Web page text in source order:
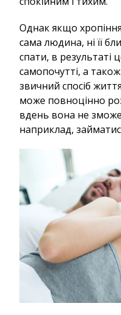
Однак якщо
сама людина, ні її
спати, в результаті
самопочутті, а
звичний спосіб
може повноцінно
вдень вона не
наприклад,